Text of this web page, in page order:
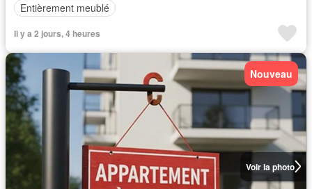
Entièrement meublé
Il y a 2 jours, 4 heures
Voir la photo
Nouveau